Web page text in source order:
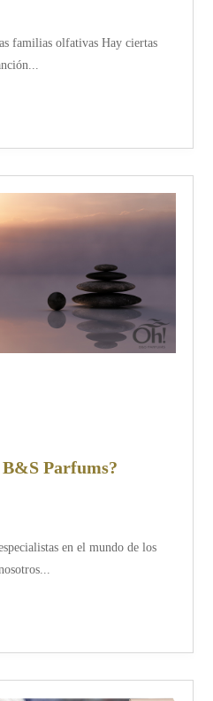
familias olfativas Hay ciertas
Parfums?
en el mundo de los